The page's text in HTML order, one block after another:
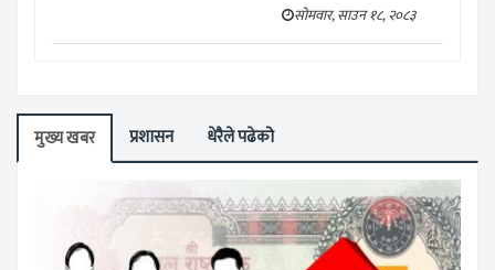
सोमवार, साउन १८, २०८३
मुख्य खबर प्रशासन धेरैले पढेको